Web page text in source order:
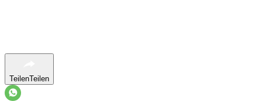
TeilenTeilen